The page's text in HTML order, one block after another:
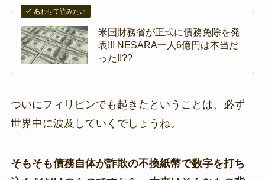
あわせて読みたい
米国財務省が正式に債務免除を発
表!!! NESARA一人6億円は本当だ
った!!??
ついにフィリピンでも起きたということは、必ず
世界中に波及していくでしょうね。
そもそも債務自体が詐欺の不換紙幣で数字を打ち